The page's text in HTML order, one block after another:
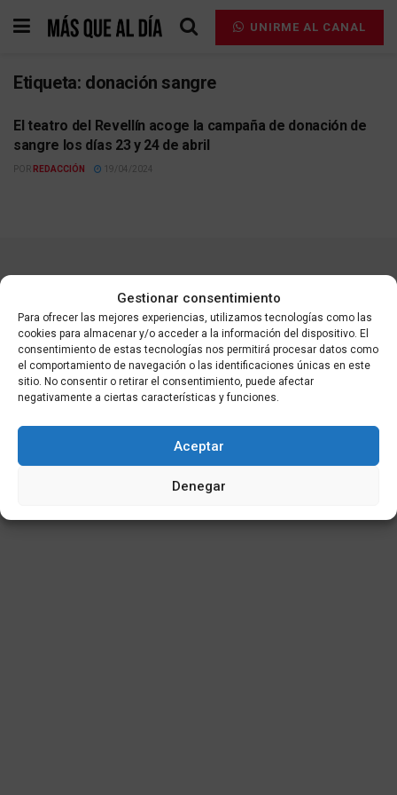
Gestionar consentimiento
Para ofrecer las mejores experiencias, utilizamos tecnologías como las
cookies para almacenar y/o acceder a la información del dispositivo. El
consentimiento de estas tecnologías nos permitirá procesar datos como
el comportamiento de navegación o las identificaciones únicas en este
sitio. No consentir o retirar el consentimiento, puede afectar
negativamente a ciertas características y funciones.
Aceptar
Denegar
UNIRME AL CANAL
Etiqueta: donación sangre
ACTUALIDAD
El teatro del Revellín acoge la campaña de donación de
sangre los días 23 y 24 de abril
POR REDACCIÓN 19/04/2024
Política de cookies
© 2025